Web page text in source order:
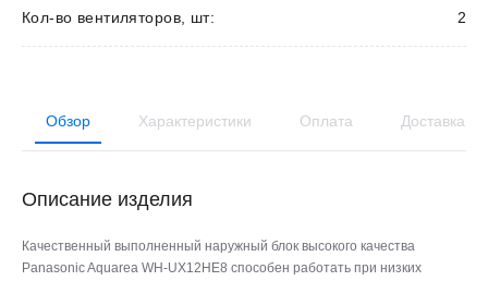
Кол-во вентиляторов, шт: 2
Обзор Характеристики Оплата Доставка
Описание изделия
Качественный выполненный наружный блок высокого качества
Panasonic Aquarea WH-UX12HE8 способен работать при низких